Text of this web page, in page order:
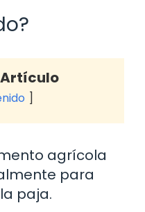
Artículo
agrícola
para
paja.